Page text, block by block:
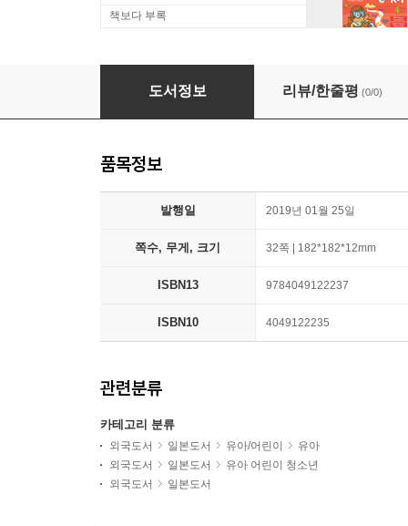
책보다 부록
そらいろプッチオン
도서정보 리뷰/한줄평 (0/0)
품목정보
발행일 2019년 01월 25일
쪽수, 무게, 크기 32쪽 | 182*182*12mm
ISBN13 9784049122237
ISBN10 4049122235
관련분류
카테고리 분류
외국도서 일본도서 유아/어린이
유아
외국도서
일본도서
유아 어린이 청소년
외국도서
일본도서